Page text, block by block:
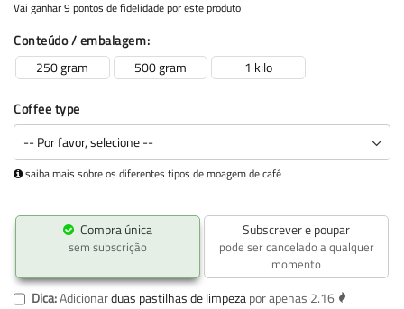
Vai ganhar 9 pontos de fidelidade por este produto
Conteúdo / embalagem
250 gram
500 gram 1 kilo
Coffee type
saiba mais sobre os diferentes tipos de moagem de café
Compra única
sem subscrição
Subscrever e poupar
pode ser cancelado a qualquer
momento
Dica:Adicionarduas pastilhas de limpezapor apenas 2.16